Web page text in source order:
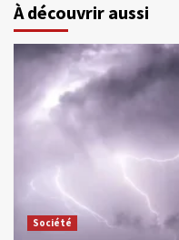
À découvrir aussi
Société